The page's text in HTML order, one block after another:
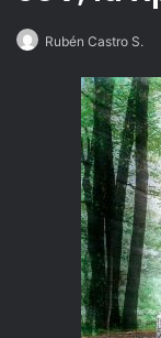
Rubén Castro S.